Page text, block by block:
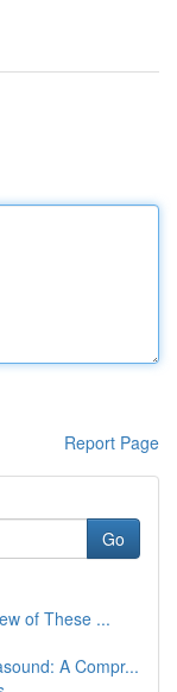
Report Page
Go
of These ...
A Compr...